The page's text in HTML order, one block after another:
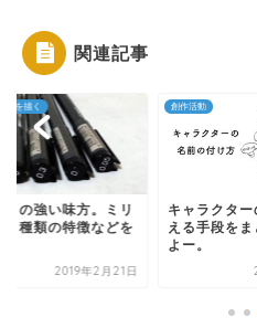
関連記事
トを描く
きの強い味方。ミリ
４種類の特徴などを
2019年2月21日
創作活動
キャラクタ
える手段を
よー。